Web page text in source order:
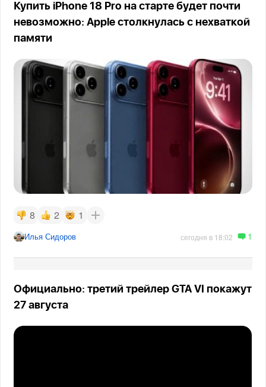
Купить iPhone 18 Pro на старте будет почти
невозможно: Apple столкнулась с нехваткой
памяти
8 2 1
Илья Сидоров сегодня в 18:02 1
Официально: третий трейлер GTA VI покажут
27 августа